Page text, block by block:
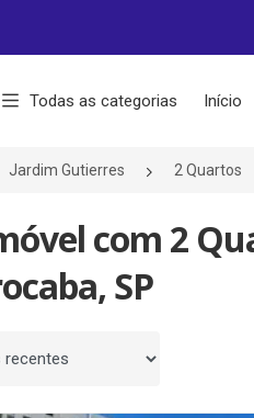
Todas as categorias Início
Jardim Gutierres 2 Quartos
com 2
SP
por